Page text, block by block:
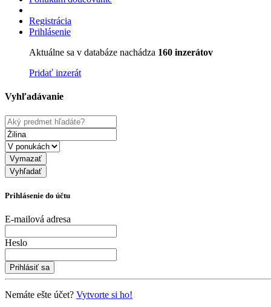
Registrácia
Prihlásenie
Aktuálne sa v databáze nachádza 160 inzerátov
Pridať inzerát
Vyhľadávanie
Vymazať
Vyhľadať
Prihlásenie do účtu
E-mailová adresa
Heslo
Prihlásiť sa
Nemáte ešte účet? Vytvorte si ho!